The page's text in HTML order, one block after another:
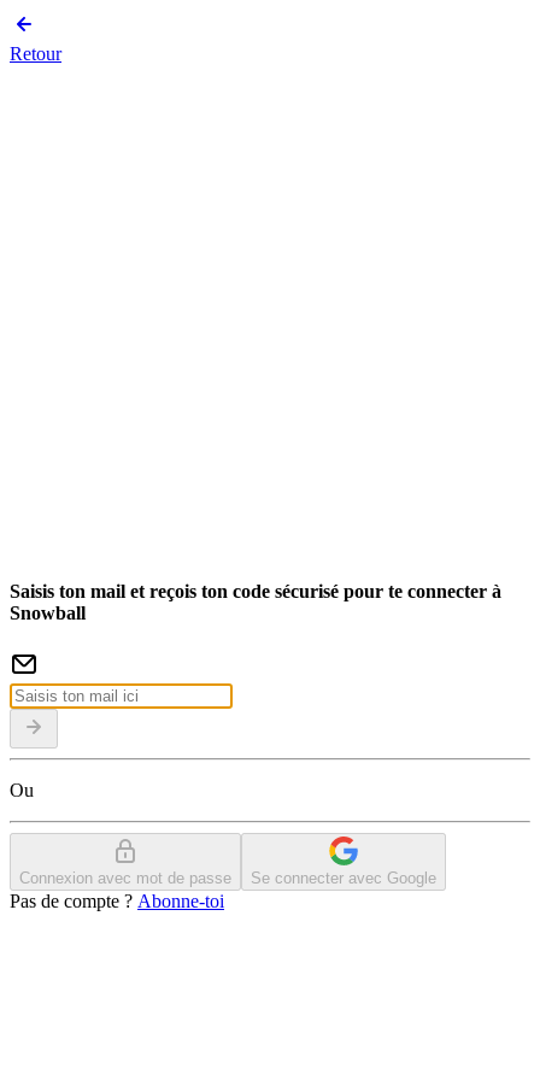
Retour
Saisis ton mail et reçois ton code sécurisé pour te connecter à
Snowball
Ou
Connexion avec mot de passe Se connecter avec Google
Pas de compte ? Abonne-toi